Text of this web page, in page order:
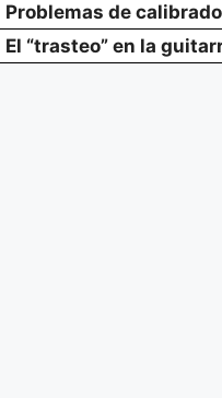
Problemas de
El “trasteo” en la